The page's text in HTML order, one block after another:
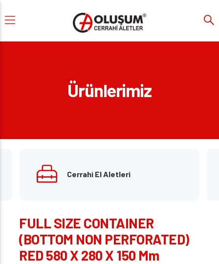
Ürünlerimiz
Cerrahi El Aletleri
FULL SIZE CONTAINER
(BOTTOM NON PERFORATED)
RED 580 X 280 X 150 Mm